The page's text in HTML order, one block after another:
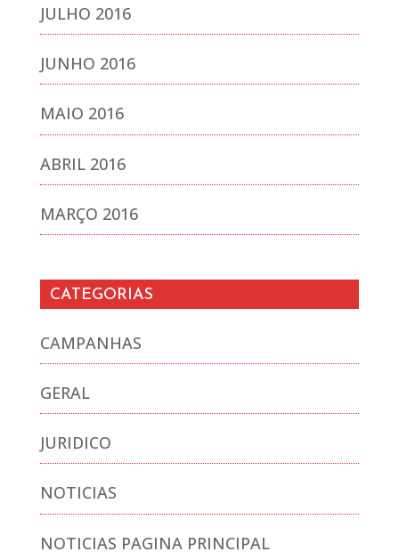
JULHO 2016
JUNHO 2016
MAIO 2016
ABRIL 2016
MARÇO 2016
CATEGORIAS
CAMPANHAS
GERAL
JURIDICO
NOTICIAS
NOTICIAS PAGINA PRINCIPAL